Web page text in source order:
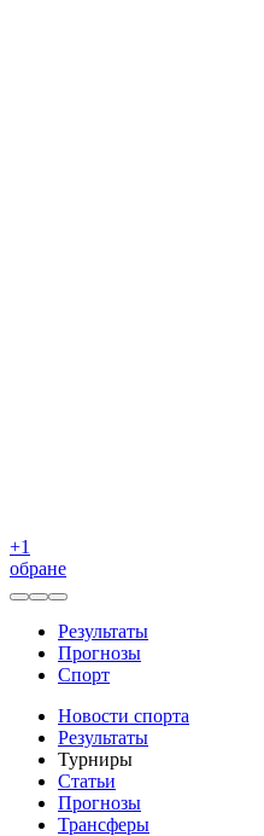
+1
обране
Результаты
Прогнозы
Спорт
Новости спорта
Результаты
Турниры
Статьи
Прогнозы
Трансферы